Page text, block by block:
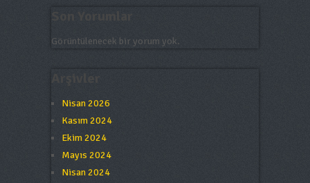
Görüntülenecek bir yorum yok.
Nisan 2026
Kasım 2024
Ekim 2024
Mayıs 2024
Nisan 2024